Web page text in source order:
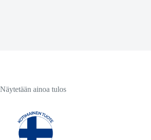
Näytetään ainoa tulos